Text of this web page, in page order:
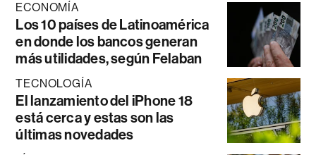
ECONOMÍA
Los 10 países de Latinoamérica
en donde los bancos generan
más utilidades, según Felaban
TECNOLOGÍA
El lanzamiento del iPhone 18
está cerca y estas son las
últimas novedades